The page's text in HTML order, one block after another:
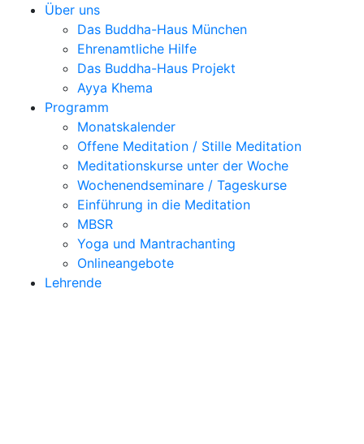
Über uns
Das Buddha-Haus München
Ehrenamtliche Hilfe
Das Buddha-Haus Projekt
Ayya Khema
Programm
Monatskalender
Offene Meditation / Stille Meditation
Meditationskurse unter der Woche
Wochenendseminare / Tageskurse
Einführung in die Meditation
MBSR
Yoga und Mantrachanting
Onlineangebote
Lehrende